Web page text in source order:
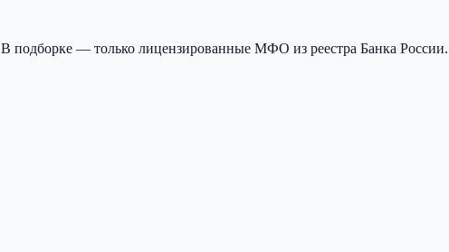
подборке — только лицензированные МФО из реестра Банка России.